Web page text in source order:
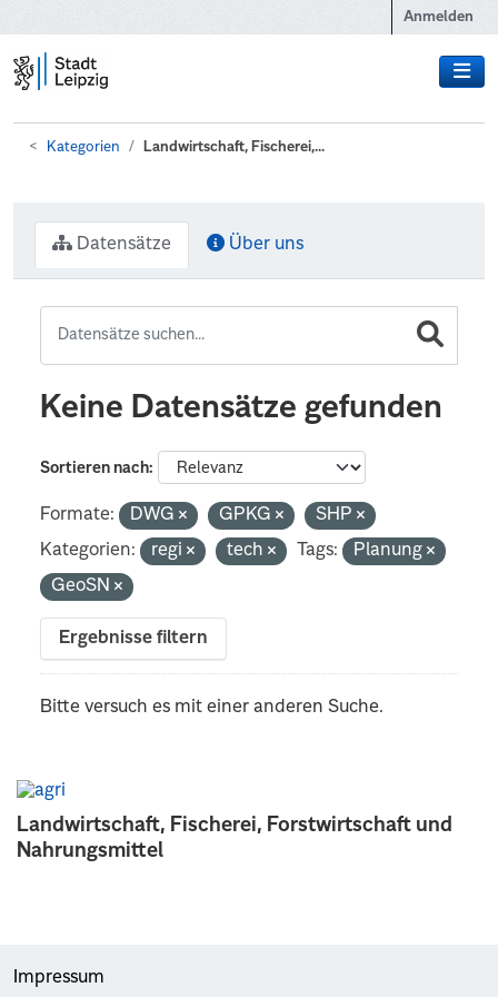
Anmelden
Kategorien Landwirtschaft, Fischerei,...
Landwirtschaft, Fischerei, Forstwirtschaft und
Nahrungsmittel
Datensätze Über uns
Keine Datensätze gefunden
Sortieren nach
Formate: DWG GPKG
SHP
Kategorien:
regi tech Tags:
Planung
GeoSN
Ergebnisse filtern
Bitte versuch es mit einer anderen Suche.
Impressum